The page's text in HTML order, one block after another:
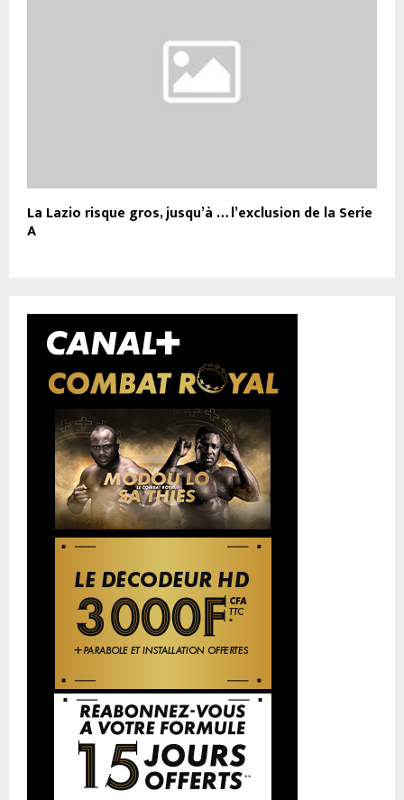
La Lazio risque gros, jusqu’à … l’exclusion de la Serie
A